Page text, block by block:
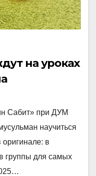
на уроках
Сабит» при ДУМ
научиться
в
группы для самых